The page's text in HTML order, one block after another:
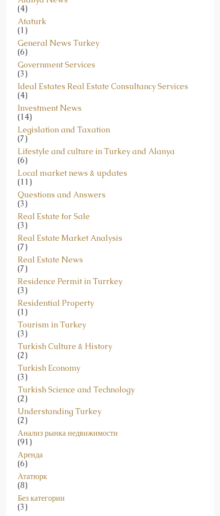
(4)
Ataturk
(1)
General News Turkey
(6)
Government Services
(3)
Ideal Estates Real Estate Consultancy Services
(4)
Investment News
(14)
Legislation and Taxation
(7)
Lifestyle and culture in Turkey and Alanya
(6)
Local market news & updates
(11)
Questions and Answers
(3)
Real Estate for Sale
(3)
Real Estate Market Analysis
(7)
Real Estate News
(7)
Residence Permit in Turrkey
(3)
Residential Property
(1)
Tourism in Turkey
(3)
Turkish Culture & History
(2)
Turkish Economy
(3)
Turkish Science and Technology
(2)
Understanding Turkey
(2)
Анализ рынка недвижимости
(91)
Аренда
(6)
Ататюрк
(8)
Без категории
(3)